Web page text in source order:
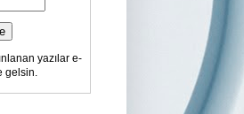
yazılar e-
gelsin.